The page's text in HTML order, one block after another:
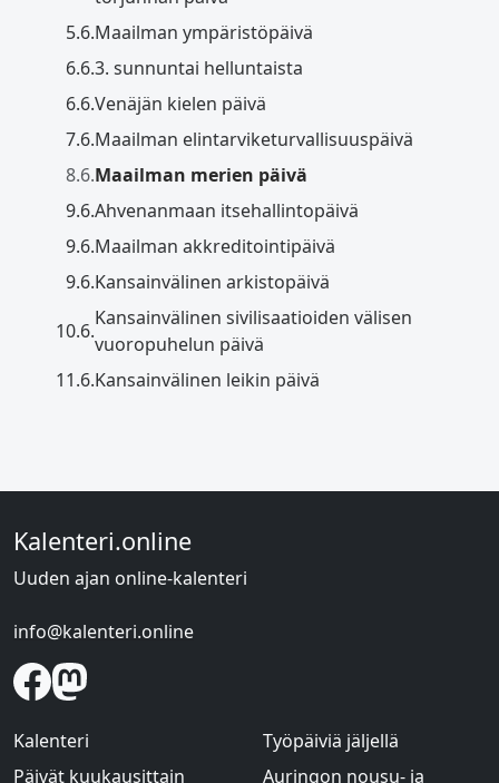
5.6.Maailman ympäristöpäivä
6.6.3. sunnuntai helluntaista
6.6.Venäjän kielen päivä
7.6.Maailman elintarviketurvallisuuspäivä
8.6.Maailman merien päivä
9.6.Ahvenanmaan itsehallintopäivä
9.6.Maailman akkreditointipäivä
9.6.Kansainvälinen arkistopäivä
10.6.
Kansainvälinen sivilisaatioiden välisen
vuoropuhelun päivä
11.6.Kansainvälinen leikin päivä
Kalenteri.online
Uuden ajan online-kalenteri
info@kalenteri.online
Kalenteri
Päivät kuukausittain
Työpäiviä jäljellä
Auringon nousu- ja